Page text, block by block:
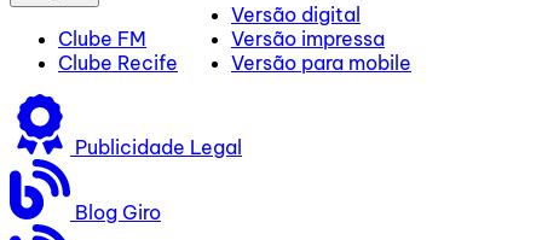
Clube FM
Clube Recife
Versão digital
Versão impressa
Versão para mobile
Publicidade Legal
Blog Giro